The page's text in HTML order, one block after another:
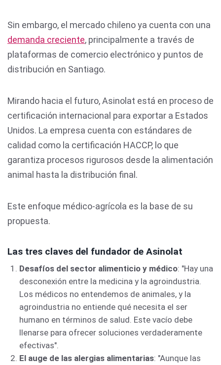
Sin embargo, el mercado chileno ya cuenta con una
demanda creciente, principalmente a través de
plataformas de comercio electrónico y puntos de
distribución en Santiago.
Mirando hacia el futuro, Asinolat está en proceso de
certificación internacional para exportar a Estados
Unidos. La empresa cuenta con estándares de
calidad como la certificación HACCP, lo que
garantiza procesos rigurosos desde la alimentación
animal hasta la distribución final.
Este enfoque médico-agrícola es la base de su
propuesta.
Las tres claves del fundador de Asinolat
Desafíos del sector alimenticio y médico: "Hay una
desconexión entre la medicina y la agroindustria.
Los médicos no entendemos de animales, y la
agroindustria no entiende qué necesita el ser
humano en términos de salud. Este vacío debe
llenarse para ofrecer soluciones verdaderamente
efectivas".
El auge de las alergias alimentarias: "Aunque las